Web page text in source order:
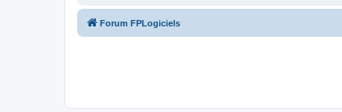
Forum FPLogiciels